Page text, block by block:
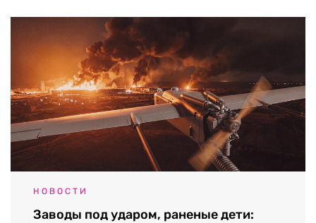
НОВОСТИ
Заводы под ударом, раненые дети: